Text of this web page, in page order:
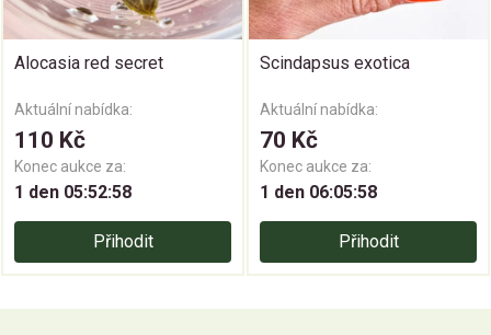
Alocasia red secret
Aktuální nabídka:
110 Kč
Konec aukce za:
1 den 05:52:58
Přihodit
Scindapsus exotica
Aktuální nabídka:
70 Kč
Konec aukce za:
1 den 06:05:58
Přihodit